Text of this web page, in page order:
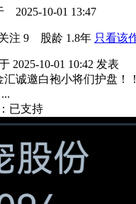
10-01 13:47
注 9 股龄 1.8年 只看该
2025-10-01 10:42 发表
汇诚邀白袍小将们护盘！
：已支持